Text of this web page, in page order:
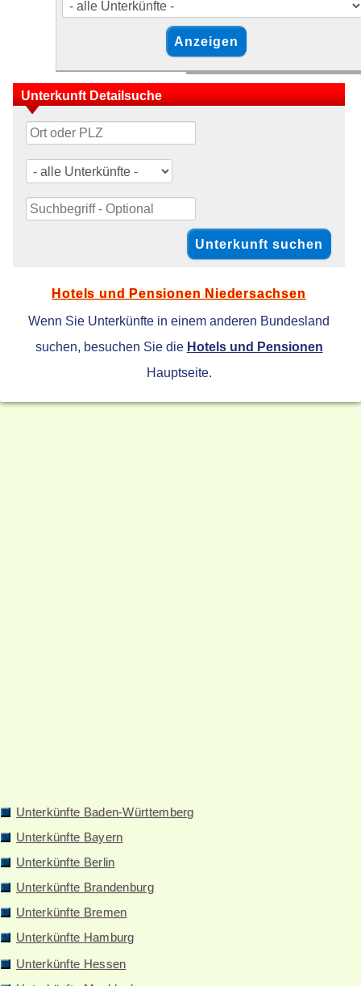
Unterkunft Detailsuche
Hotels und Pensionen Niedersachsen
Wenn Sie Unterkünfte in einem anderen Bundesland
suchen, besuchen Sie die Hotels und Pensionen
Hauptseite.
Unterkünfte Baden-Württemberg
Unterkünfte Bayern
Unterkünfte Berlin
Unterkünfte Brandenburg
Unterkünfte Bremen
Unterkünfte Hamburg
Unterkünfte Hessen